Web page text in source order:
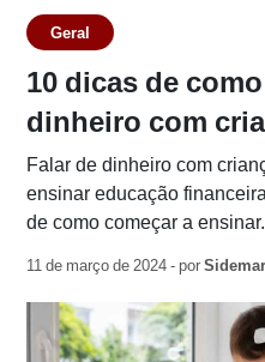
Geral
10 dicas de
dinheiro com
Falar de dinheiro com
ensinar educação
de como começar a ensinar.
11 de março de 2024 - por